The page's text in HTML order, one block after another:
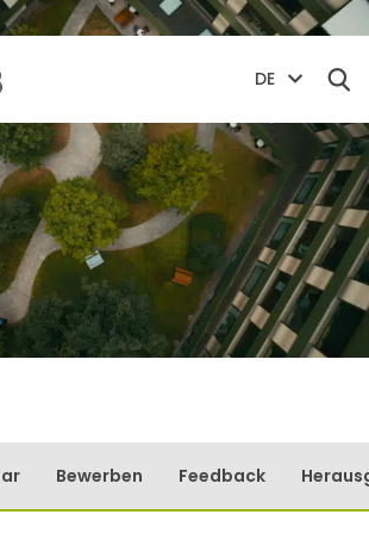
DE
Bewerben Feedback